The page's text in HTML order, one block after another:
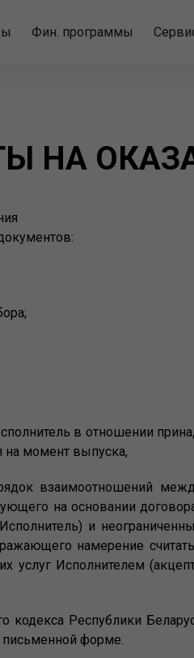
Фин. программы
НА
в отношении
на момент выпуска,
взаимоотношений
на основании
и
намерение
Исполнителем
кодекса Республики
форме.